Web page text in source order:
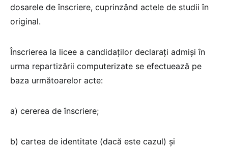
dosarele de înscriere, cuprinzând actele de studii în
original.
Înscrierea la licee a candidaţilor declaraţi admişi în
urma repartizării computerizate se efectuează pe
baza următoarelor acte:
a) cererea de înscriere;
b) cartea de identitate (dacă este cazul) şi